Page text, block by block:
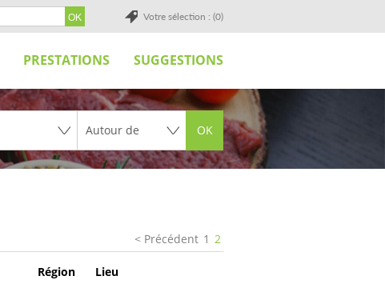
Votre sélection : (0)
PRESTATIONS SUGGESTIONS
OK
Précédent 1 2
Région Lieu